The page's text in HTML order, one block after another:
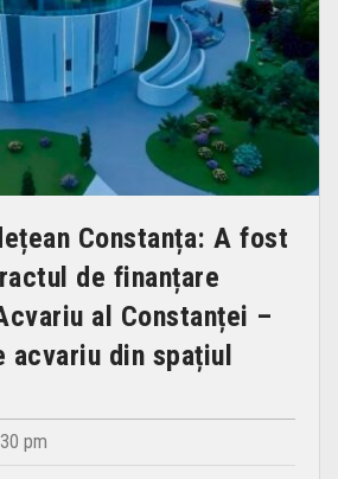
Constanța: A fost
de finanțare
al Constanței –
acvariu din spațiul
pm